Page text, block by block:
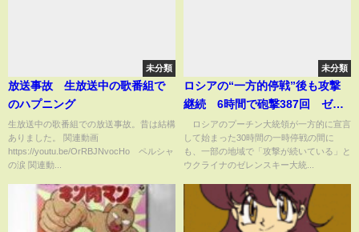
未分類
放送事故 生放送中の歌番組で
のハプニング
生放送中の歌番組での放送事故。昔は結構
ありました。 関連動画
https://youtu.be/OrRBJNvocHo ペルシャ
の涙 関連動...
未分類
ロシアの“一方的停戦”後も攻撃
継続 6時間で砲撃387回 ゼレ
ンスキー氏(2025年4月20日)
ロシアのプーチン大統領が一方的に宣言
して始まった30時間の一時停戦の間に
も、一部の地域で「攻撃が続いている」と
ウクライナのゼレンスキー大統...